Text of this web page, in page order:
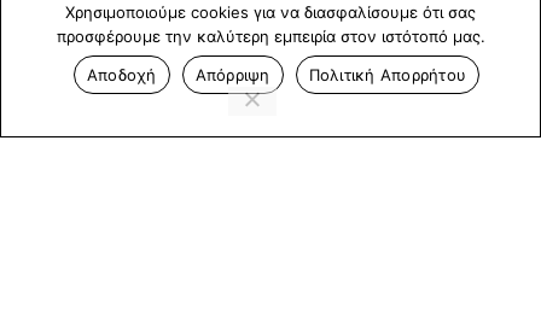
Cookies
Επικοινωνία
Χρησιμοποιούμε cookies για να διασφαλίσουμε ότι σας
προσφέρουμε την καλύτερη εμπειρία στον ιστότοπό μας.
Αποδοχή
Απόρριψη Πολιτική Απορρήτου